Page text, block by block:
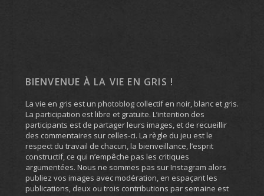
BIENVENUE À LA VIE EN GRIS !
La vie en gris est un photoblog collectif en noir, blanc et gris.
La participation est libre et gratuite. L’intention des
participants est de partager leurs images, et de recueillir
des commentaires sur celles-ci. La règle du jeu est le
respect du travail de chacun, la bienveillance, l’esprit
constructif, ce qui n’empêche pas les critiques
argumentées. Nous ne sommes pas sur Instagram alors
publiez vos images avec modération, en espaçant les
publications, deux ou trois contributions par semaine est